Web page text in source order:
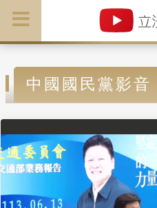
中國國民黨影音